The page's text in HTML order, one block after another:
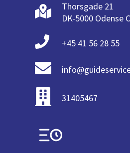
Thorsgade 21
DK-5000 Odense C
+45 41 56 28 55
31405467